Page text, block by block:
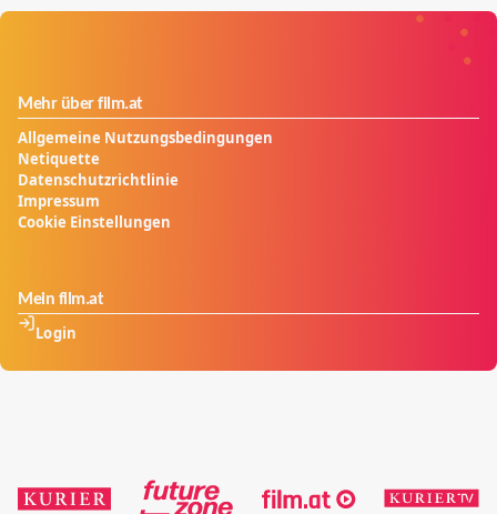
Mehr über film.at
Allgemeine Nutzungsbedingungen
Netiquette
Datenschutzrichtlinie
Impressum
Cookie Einstellungen
Mein film.at
Login